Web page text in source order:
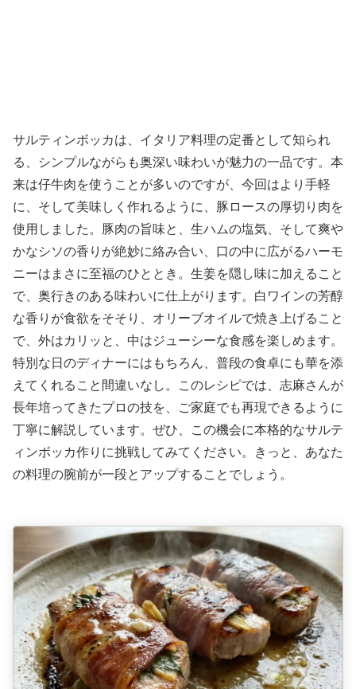
サルティンボッカは、イタリア料理の定番として知られ
る、シンプルながらも奥深い味わいが魅力の一品です。本
来は仔牛肉を使うことが多いのですが、今回はより手軽
に、そして美味しく作れるように、豚ロースの厚切り肉を
使用しました。豚肉の旨味と、生ハムの塩気、そして爽や
かなシソの香りが絶妙に絡み合い、口の中に広がるハーモ
ニーはまさに至福のひととき。生姜を隠し味に加えること
で、奥行きのある味わいに仕上がります。白ワインの芳醇
な香りが食欲をそそり、オリーブオイルで焼き上げること
で、外はカリッと、中はジューシーな食感を楽しめます。
特別な日のディナーにはもちろん、普段の食卓にも華を添
えてくれること間違いなし。このレシピでは、志麻さんが
長年培ってきたプロの技を、ご家庭でも再現できるように
丁寧に解説しています。ぜひ、この機会に本格的なサルテ
ィンボッカ作りに挑戦してみてください。きっと、あなた
の料理の腕前が一段とアップすることでしょう。